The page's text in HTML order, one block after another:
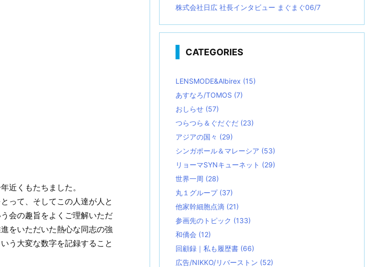
近くもたちました。
って、そしてこの人達が人と
会の趣旨をよくご理解いただ
をいただいた熱心な同志の強
う大変な数字を記録すること
株式会社日広 社長インタビュー まぐまぐ06/7
CATEGORIES
LENSMODE&Albirex (15)
あすなろ/TOMOS (7)
おしらせ (57)
つらつら＆ぐだぐだ (23)
アジアの国々 (29)
シンガポール＆マレーシア (53)
リョーマSYNキューネット (29)
世界一周 (28)
丸１グループ (37)
他家幹細胞点滴 (21)
参画先のトピック (133)
和僑会 (12)
回顧録｜私も履歴書 (66)
広告/NIKKO/リバーストン (52)